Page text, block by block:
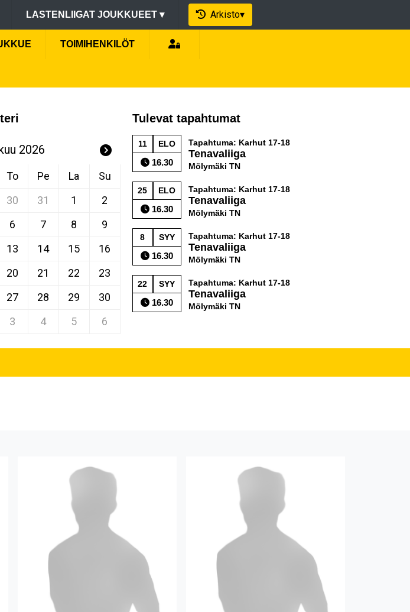
LASTENLIIGAT JOUKKUEET ▾ Arkisto▾
TOIMIHENKILÖT
2026
To Pe La
Su
30 31 1
2
6 7 8
9
13 14 15
16
20 21 22
23
27 28 29
30
3 4 5 6
Tulevat tapahtumat
11 ELO
16.30
Tapahtuma: Karhut 17-18
Tenavaliiga
Mölymäki TN
25 ELO
16.30
Tapahtuma: Karhut 17-18
Tenavaliiga
Mölymäki TN
8 SYY
16.30
Tapahtuma: Karhut 17-18
Tenavaliiga
Mölymäki TN
22 SYY
16.30
Tapahtuma: Karhut 17-18
Tenavaliiga
Mölymäki TN